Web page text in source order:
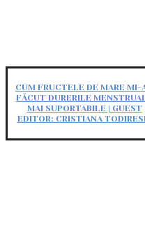
CUM FRUCTELE DE MARE MI-
FĂCUT DURERILE
MAI SUPORTABILE | GUEST
EDITOR: CRISTIANA